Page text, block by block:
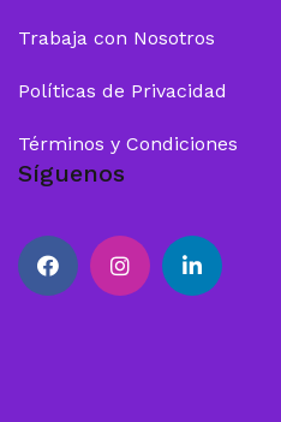
Trabaja con Nosotros
Políticas de Privacidad
Términos y Condiciones
Síguenos